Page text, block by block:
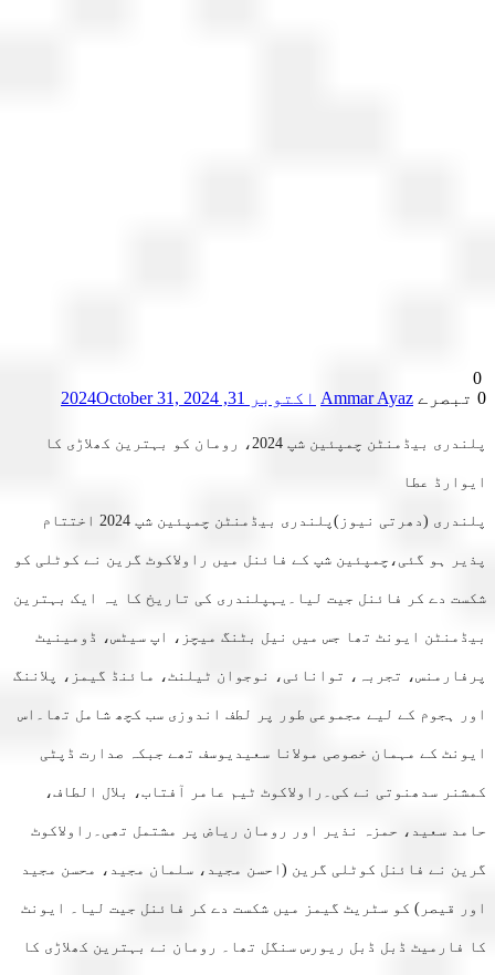
Ammar Ayaz اکتوبر 31, 2024 October 31, 2024
پلندری بیڈمنٹن چمپئین شپ 2024، رومان کو بہترین کھلاڑی کا
عطا
پلندری (دھرتی نیوز)پلندری بیڈمنٹن چمپئین شپ 2024 اختتام
ہو گئی،چمپئین شپ کے فائنل میں راولاکوٹ گرین نے کوٹلی کو
دے کر فائنل جیت لیا۔یہپلندری کی تاریخ کا یہ ایک بہترین
ایونٹ تھا جس میں نیل بٹنگ میچز، اپ سیٹس، ڈومینیٹ
تجربہ، توانائی، نوجوان ٹیلنٹ، مائنڈ گیمز، پلاننگ
ہجوم کے لیے مجموعی طور پر لطف اندوزی سب کچھ شامل تھا۔اس
کے مہمان خصوصی مولانا سعیدیوسف تھے جبکہ صدارت ڈپٹی
سدھنوتی نے کی۔راولاکوٹ ٹیم عامر آفتاب، بلال الطاف،
سعید، حمزہ نذیر اور رومان ریاض پر مشتمل تھی۔راولاکوٹ
نے فائنل کوٹلی گرین (احسن مجید، سلمان مجید، محسن مجید
قیصر) کو سٹریٹ گیمز میں شکست دے کر فائنل جیت لیا۔ ایونٹ
ڈبل ڈبل ریورس سنگل تھا۔ رومان نے بہترین کھلاڑی کا